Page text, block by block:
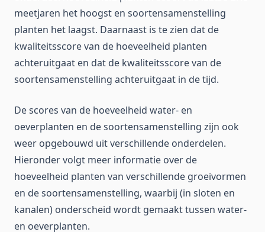
meetjaren het hoogst en soortensamenstelling
planten het laagst. Daarnaast is te zien dat de
kwaliteitsscore van de hoeveelheid planten
achteruitgaat en dat de kwaliteitsscore van de
soortensamenstelling achteruitgaat in de tijd.
De scores van de hoeveelheid water- en
oeverplanten en de soortensamenstelling zijn ook
weer opgebouwd uit verschillende onderdelen.
Hieronder volgt meer informatie over de
hoeveelheid planten van verschillende groeivormen
en de soortensamenstelling, waarbij (in sloten en
kanalen) onderscheid wordt gemaakt tussen water-
en oeverplanten.